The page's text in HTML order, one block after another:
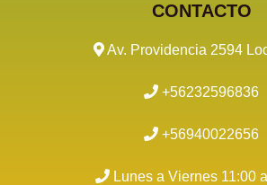
CONTACTO
Av. Providencia 2594
+56232596836
+56940022656
Lunes a Viernes 11:00